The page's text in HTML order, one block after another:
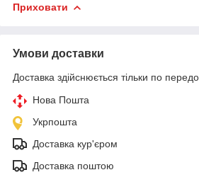
Приховати
Умови доставки
Доставка здійснюється тільки по
Нова Пошта
Укрпошта
Доставка кур'єром
Доставка поштою